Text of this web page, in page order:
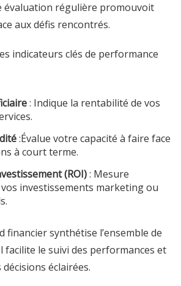
évaluation régulière promouvoit
aux défis rencontrés.
indicateurs clés de performance
: Indique la rentabilité de vos
:Évalue votre capacité à faire face
à court terme.
(ROI): Mesure
vos investissements marketing ou
financier synthétise l’ensemble de
facilite le suivi des performances et
éclairées.